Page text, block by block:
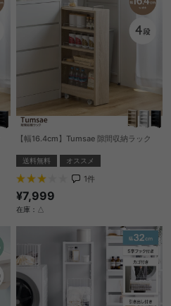
【幅16.4cm】Tumsae 隙間収納ラック
送料無料 オススメ
1件
¥7,999
在庫：△